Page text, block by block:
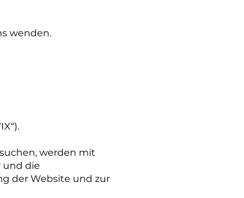
wenden.
werden mit
und die
der Website und zur